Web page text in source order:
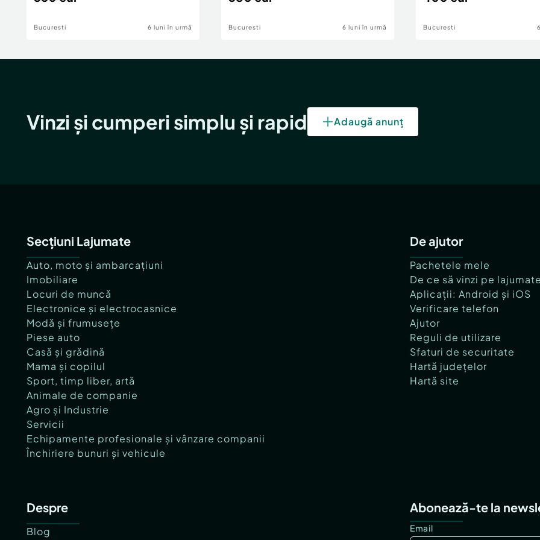
Bucuresti 6 luni în urmă Bucuresti 6 luni în urmă Bucuresti
Vinzi și cumperi simplu și rapid Adaugă anunț
Secțiuni Lajumate
Auto, moto și ambarcațiuni
Imobiliare
Locuri de muncă
Electronice și electrocasnice
Modă și frumusețe
Piese auto
Casă și grădină
Mama și copilul
Sport, timp liber, artă
Animale de companie
Agro și Industrie
Servicii
Echipamente profesionale și vânzare companii
Închiriere bunuri și vehicule
De ajutor
Pachetele mele
De ce să vinzi pe
Aplicații: Android și iOS
Verificare telefon
Ajutor
Reguli de utilizare
Sfaturi de securitate
Hartă județelor
Hartă site
Despre
Blog
Abonează-te la
Email